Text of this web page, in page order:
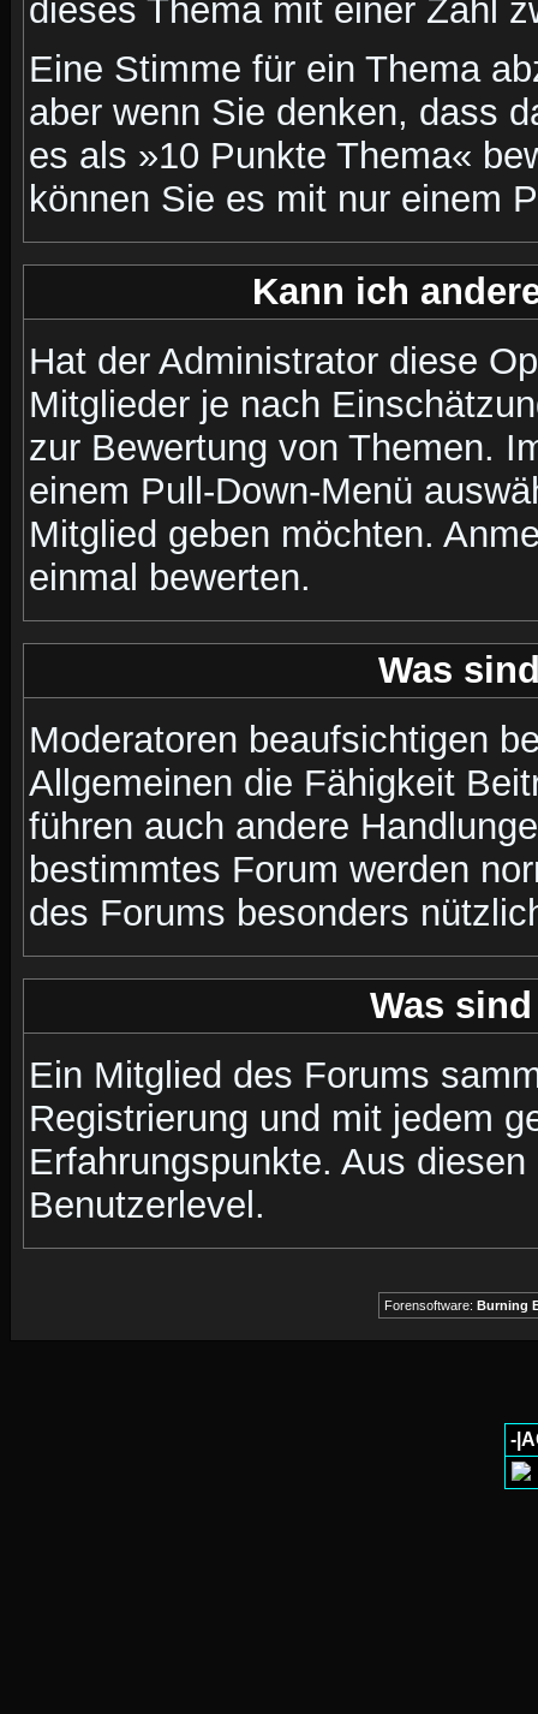
dieses Thema mit einer Zahl
Eine Stimme für ein Thema
aber wenn Sie denken, dass
es als »10 Punkte Thema«
können Sie es mit nur einem
Kann ich
Hat der Administrator diese
Mitglieder je nach
zur Bewertung von Themen.
einem Pull-Down-Menü
Mitglied geben möchten.
einmal bewerten.
Was
Moderatoren beaufsichtigen
Allgemeinen die Fähigkeit
führen auch andere
bestimmtes Forum werden
des Forums besonders
Was
Ein Mitglied des Forums
Registrierung und mit jedem
Erfahrungspunkte. Aus
Benutzerlevel.
Forensoftware: Burning
-